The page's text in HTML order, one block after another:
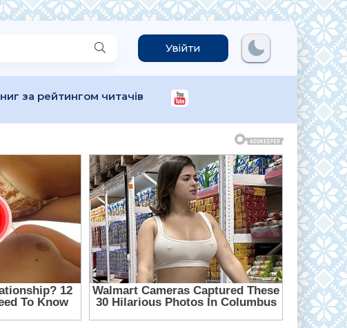
Увійти
за рейтингом читачів